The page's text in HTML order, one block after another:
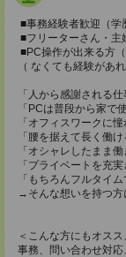
■事務経験者歓迎（学
■フリーターさん・主
■PC操作が出来る方
（ なくても経験があ
「人から感謝される
「PCは普段から家で
「オフィスワークに
「腰を据えて長く働
「オシャレしたまま働
「プライベートを充実
「もちろんフルタイム
→そんな想いを持つ方
＜こんな方にもオス
事務、問い合わせ対